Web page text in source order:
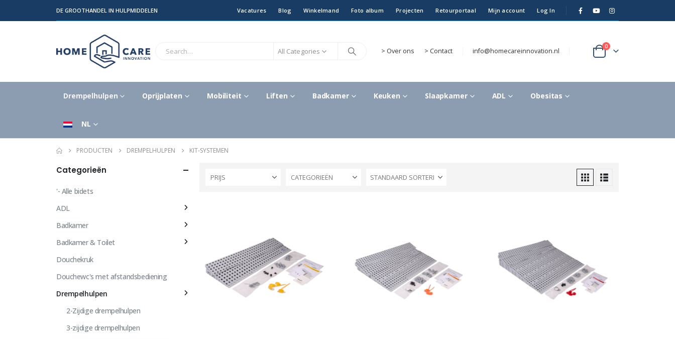
DE GROOTHANDEL IN HULPMIDDELEN Vacatures Blog Winkelmand Foto album Projecten Retourportaal Mijn account Log In
All Categories > Over ons > Contact info@homecareinnovation.nl
0
Drempelhulpen Oprijplaten Mobiliteit Liften Badkamer Keuken Slaapkamer ADL Obesitas
NL
PRODUCTEN DREMPELHULPEN KIT-SYSTEMEN
PRIJS CATEGORIEËN
Categorieën
'- Alle bidets
ADL
Badkamer
Badkamer & Toilet
Douchekruk
Douchewc's met afstandsbediening
Drempelhulpen
2-Zijdige drempelhulpen
3-zijdige drempelhulpen